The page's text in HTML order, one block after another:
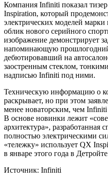
Компания Infiniti показал
Inspiration, который
электрических моделей
облик нового серийного
изображение демонстрирует
напоминающую
дебютировавший на
заостренным стеклом,
надписью Infiniti под ними.
Техническую информацию о
раскрывает, но при этом
менее новаторским, чем
В основе новинки лежит
архитектура», разработанная
полностью электрическими
«тележку» использует QX
в январе этого года в
Источник: Infiniti